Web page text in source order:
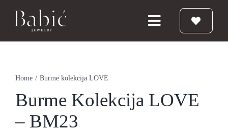
Toggle
Navigation
Prstenje
Home / Burme kolekcija LOVE
Burme Kolekcija LOVE
– BM23